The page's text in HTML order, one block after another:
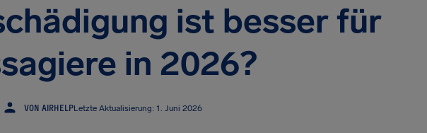
ist besser für
in 2026?
VON AIRHELPLetzte Aktualisierung: 1. Juni 2026